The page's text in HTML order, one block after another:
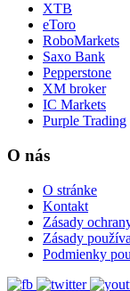
XTB
eToro
RoboMarkets
Saxo Bank
Pepperstone
XM broker
IC Markets
Purple Trading
O nás
O stránke
Kontakt
Zásady
Zásady
Podmienky